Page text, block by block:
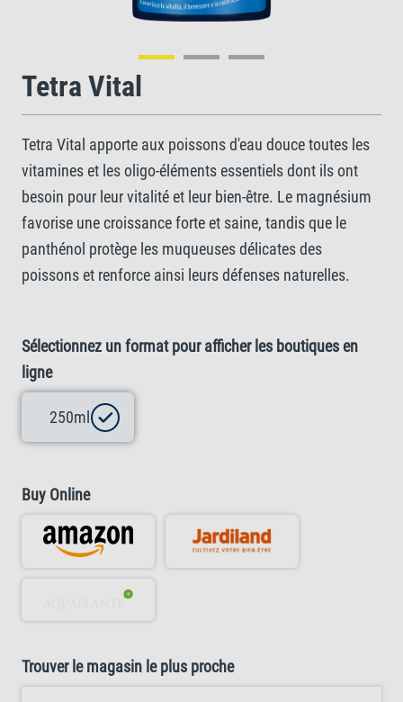
Tetra Vital
Tetra Vital apporte aux poissons d'eau douce toutes les
vitamines et les oligo-éléments essentiels dont ils ont
besoin pour leur vitalité et leur bien-être. Le magnésium
favorise une croissance forte et saine, tandis que le
panthénol protège les muqueuses délicates des
poissons et renforce ainsi leurs défenses naturelles.
Sélectionnez un format pour afficher les boutiques en
ligne
250ml
Buy Online
Trouver le magasin le plus proche